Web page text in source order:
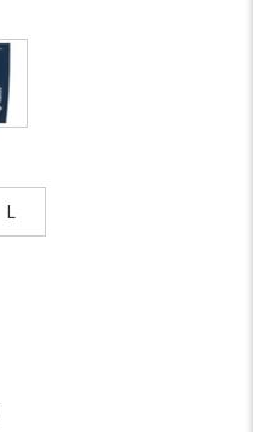
L